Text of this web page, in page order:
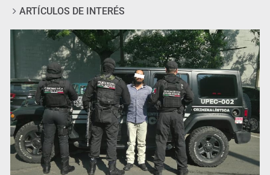
Fallece monseñor Carlos Garfias Merlos, arzobispo
emérito de Morelia
ARTÍCULOS DE INTERÉS